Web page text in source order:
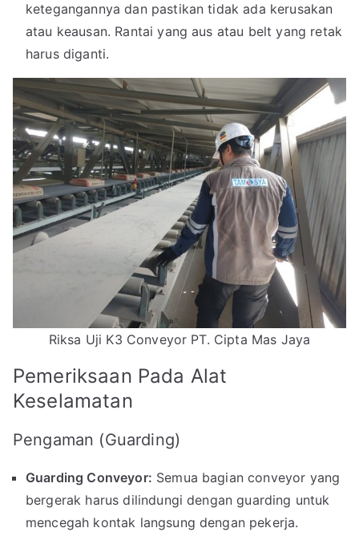
ketegangannya dan pastikan tidak ada kerusakan
atau keausan. Rantai yang aus atau belt yang retak
harus diganti.
Riksa Uji K3 Conveyor PT. Cipta Mas Jaya
Pemeriksaan Pada Alat
Keselamatan
Pengaman (Guarding)
Guarding Conveyor: Semua bagian conveyor yang
bergerak harus dilindungi dengan guarding untuk
mencegah kontak langsung dengan pekerja.